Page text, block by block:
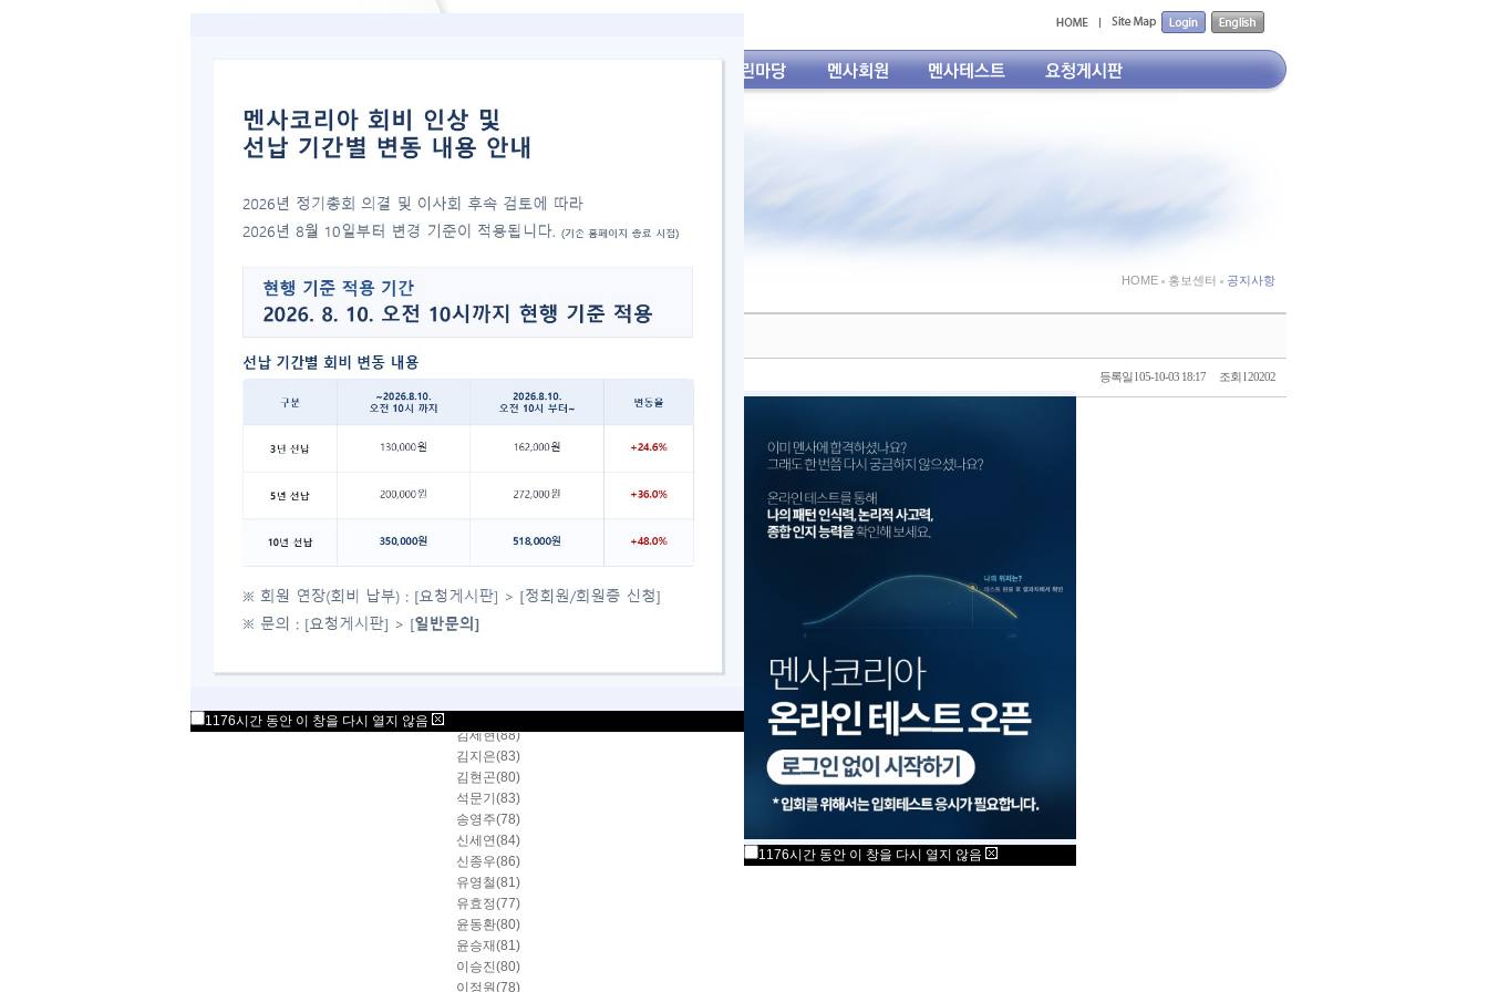
HOME 홍보센터 공지사항
2005년 9월 테스트 통과자 발표
등록일 l 05-10-03 18:17 조회 l 20202
2005년 9월 24일, 한국과학기술회관에서 진행된
멘사코리아 9월 정기테스트의 상위 2% 이상 통과자를 발표합니다.
강진국(80)
김기범(88)
김도현(84)
김병욱(81)
김부미(86)
김종현(75)
김세현(88)
김지은(83)
김현곤(80)
석문기(83)
송영주(78)
신세연(84)
신종우(86)
유영철(81)
유효정(77)
윤동환(80)
윤승재(81)
이승진(80)
이정원(78)
1176시간 동안 이 창을 다시 열지 않음
1176시간 동안 이 창을 다시 열지 않음